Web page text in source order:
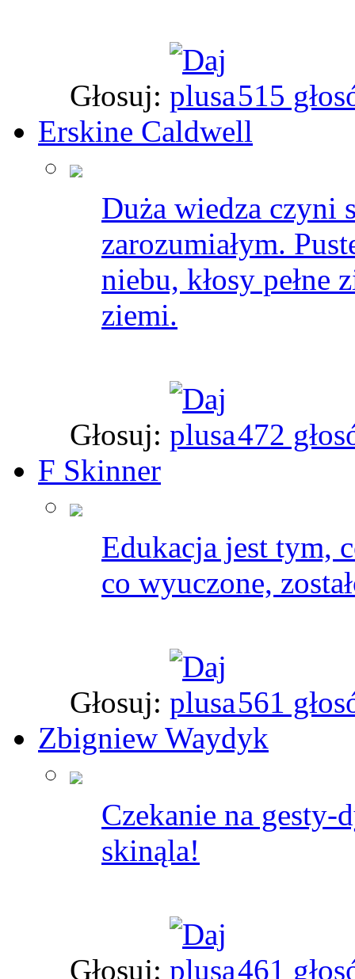
Głosuj:
515
Erskine Caldwell
Duża wiedza czyni
zarozumiałym.
niebu, kłosy pełne
ziemi.
Głosuj:
472
F Skinner
Edukacja jest tym,
co wyuczone,
Głosuj:
561
Zbigniew Waydyk
Czekanie na gesty-
skinąla!
Głosuj: 461